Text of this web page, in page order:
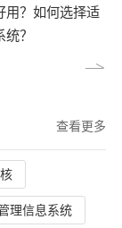
用？如何选择适
？
查看更多
理信息系统